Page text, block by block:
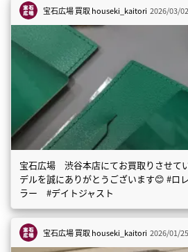
宝石広場 買取houseki_kaitori 2026/03/02
宝石広場 渋谷本店にてお買取りさせて
デルを誠にありがとうございます😊 #
ラー #デイトジャスト
宝石広場 買取houseki_kaitori 2026/01/25